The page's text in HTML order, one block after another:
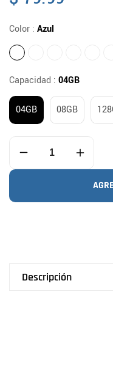
habitual
Color : Azul
Capacidad : 04GB
04GB 08GB
Reducir
cantidad
Giratoria
USB
Descripción